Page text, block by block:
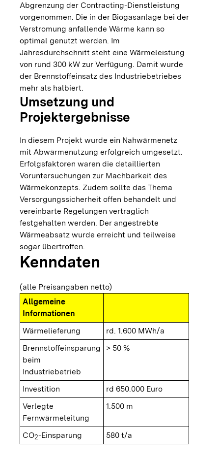
Abgrenzung der Contracting-Dienstleistung
vorgenommen. Die in der Biogasanlage bei der
Verstromung anfallende Wärme kann so
optimal genutzt werden. Im
Jahresdurchschnitt steht eine Wärmeleistung
von rund 300 kW zur Verfügung. Damit wurde
der Brennstoffeinsatz des Industriebetriebes
mehr als halbiert.
Umsetzung und
Projektergebnisse
In diesem Projekt wurde ein Nahwärmenetz
mit Abwärmenutzung erfolgreich umgesetzt.
Erfolgsfaktoren waren die detaillierten
Voruntersuchungen zur Machbarkeit des
Wärmekonzepts. Zudem sollte das Thema
Versorgungssicherheit offen behandelt und
vereinbarte Regelungen vertraglich
festgehalten werden. Der angestrebte
Wärmeabsatz wurde erreicht und teilweise
sogar übertroffen.
Kenndaten
(alle Preisangaben netto)
Allgemeine
Informationen
Wärmelieferung
rd. 1.600 MWh/a
Brennstoffeinsparung
beim
Industriebetrieb
> 50 %
Investition
rd 650.000 Euro
Verlegte
Fernwärmeleitung
1.500 m
CO2-Einsparung 580 t/a